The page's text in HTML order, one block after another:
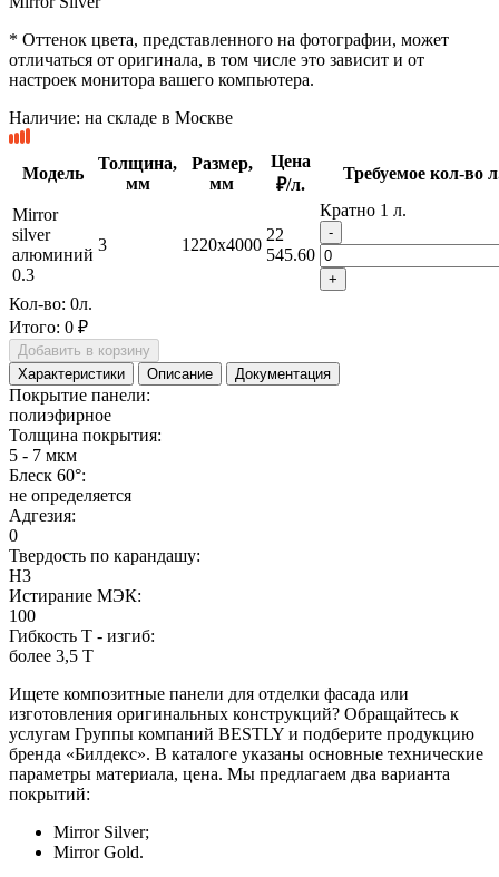
* Оттенок цвета, представленного на фотографии, может
отличаться от оригинала, в том числе это зависит и от
настроек монитора вашего компьютера.
Наличие: на складе в Москве
Модель
Толщина,
мм
Размер,
мм
Цена
₽/л.
Требуемое кол-во
Mirror
silver
алюминий
0.3
3 1220x4000
22
545.60
Кратно 1 л.
-
+
Кол-во: 0л.
Итого: 0 ₽
Добавить в корзину
Характеристики
Описание Документация
Покрытие панели:
полиэфирное
Толщина покрытия:
5 - 7 мкм
Блеск 60°:
не определяется
Адгезия:
0
Твердость по карандашу:
Н3
Истирание МЭК:
100
Гибкость Т - изгиб:
более 3,5 Т
Ищете композитные панели для отделки фасада или
изготовления оригинальных конструкций? Обращайтесь к
услугам Группы компаний BESTLY и подберите продукцию
бренда «Билдекс». В каталоге указаны основные технические
параметры материала, цена. Мы предлагаем два варианта
покрытий:
Mirror Silver;
Mirror Gold.